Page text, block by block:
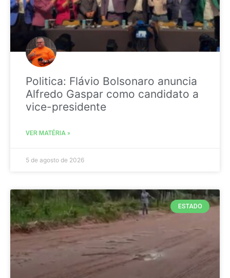
Politica: Flávio Bolsonaro anuncia
Alfredo Gaspar como candidato a
vice-presidente
VER MATÉRIA »
5 de agosto de 2026
ESTADO